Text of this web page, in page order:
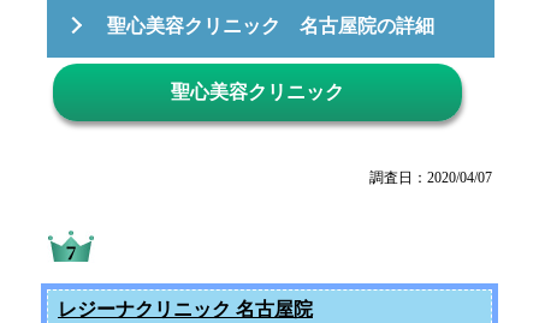
聖心美容クリニック 名古屋院の詳細
聖心美容クリニック
調査日：2020/04/07
レジーナクリニック 名古屋院